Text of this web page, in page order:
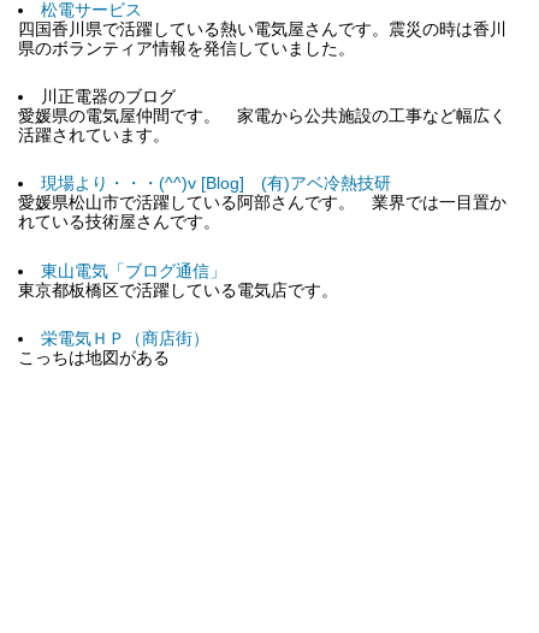
松電サービス
四国香川県で活躍している熱い電気屋さんです。震災の時は香川
県のボランティア情報を発信していました。
川正電器のブログ
愛媛県の電気屋仲間です。 家電から公共施設の工事など幅広く
活躍されています。
現場より・・・(^^)v [Blog] (有)アベ冷熱技研
愛媛県松山市で活躍している阿部さんです。 業界では一目置か
れている技術屋さんです。
東山電気「ブログ通信」
東京都板橋区で活躍している電気店です。
栄電気ＨＰ（商店街）
こっちは地図がある